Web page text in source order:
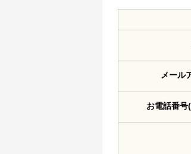
メール
お電話番号